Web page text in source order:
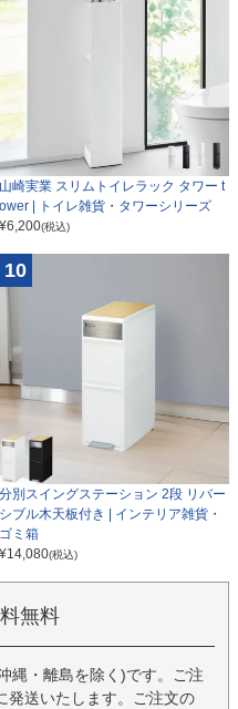
山崎実業 スリムトイレラック タワー t
ower | トイレ雑貨・タワーシリーズ
¥6,200(税込)
10
分別スイングステーション 2段 リバー
シブル木天板付き | インテリア雑貨・
ゴミ箱
¥14,080(税込)
無料
縄・離島を除く)です。ご注
発送いたします。ご注文の